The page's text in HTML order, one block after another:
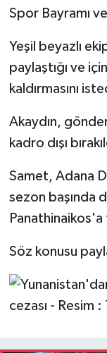
Spor Bayramı
Yeşil beyazlı
paylaştığı ve
kaldırmasını
Akaydın,
kadro dışı
Samet, Adana
sezon başında
Söz konusu